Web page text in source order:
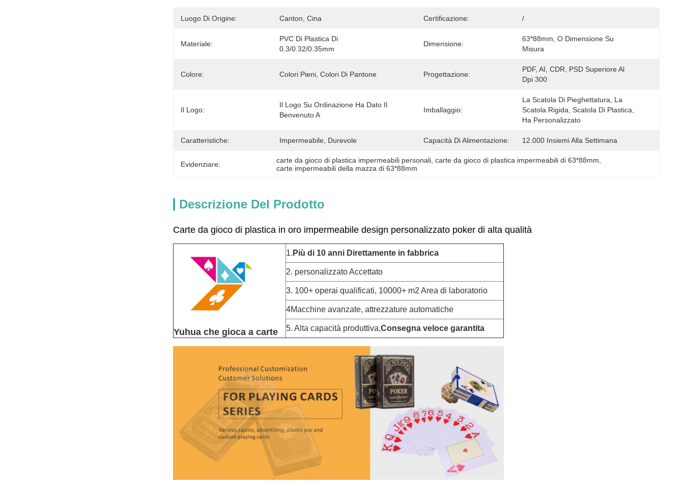
Luogo Di Origine: Canton, Cina Certificazione: /
Materiale:
PVC Di Plastica Di
0.3/0.32/0.35mm
Dimensione:
63*88mm, O Dimensione Su
Misura
Colore: Colori Pieni, Colori Di Pantone Progettazione:
PDF, AI, CDR, PSD Superiore Al
Dpi 300
Il Logo:
Il Logo Su Ordinazione Ha Dato Il
Benvenuto A
Imballaggio:
La Scatola Di Pieghettatura, La
Scatola Rigida, Scatola Di Plastica,
Ha Personalizzato
Caratteristiche: Impermeabile, Durevole Capacità Di Alimentazione: 12.000 Insiemi Alla Settimana
Evidenziare: carte da gioco di plastica impermeabili personali , carte da gioco di plastica impermeabili di 63*88mm
carte impermeabili della mazza di 63*88mm
Descrizione Del Prodotto
Carte da gioco di plastica in oro impermeabile design personalizzato poker di alta qualità
Yuhua che gioca a carte
1. Più di 10 anni Direttamente in fabbrica
2. personalizzato Accettato
3. 100+ operai qualificati, 10000+ m2 Area di laboratorio
4Macchine avanzate, attrezzature automatiche
5. Alta capacità produttiva,Consegna veloce garantita